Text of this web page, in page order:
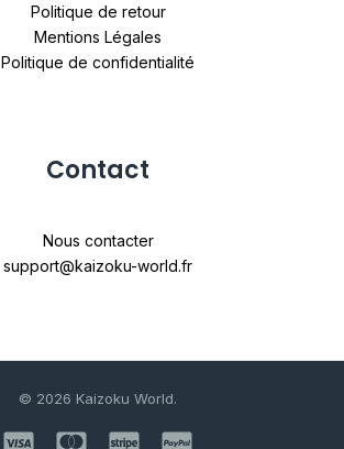
Politique de retour
Mentions Légales
Politique de confidentialité
Contact
Nous contacter
support@kaizoku-world.fr
© 2026 Kaizoku World.